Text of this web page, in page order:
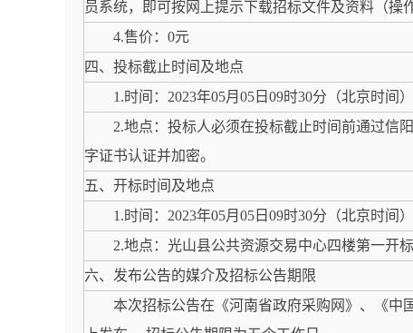
员系统，即可按网上提示下载招标文件及资料（操
4.售价：0元
四、投标截止时间及地点
1.时间：2023年05月05日09时30分（北京时间）
2.地点：投标人必须在投标截止时间前通过信
字证书认证并加密。
五、开标时间及地点
1.时间：2023年05月05日09时30分（北京时间）
2.地点：光山县公共资源交易中心四楼第一开
六、发布公告的媒介及招标公告期限
本次招标公告在《河南省政府采购网》、《中